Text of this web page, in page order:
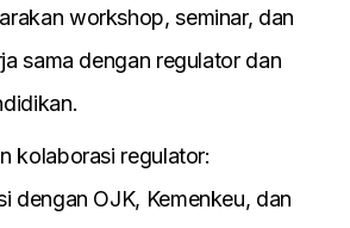
workshop, seminar, dan
sama dengan regulator dan
kolaborasi regulator:
dengan OJK, Kemenkeu, dan